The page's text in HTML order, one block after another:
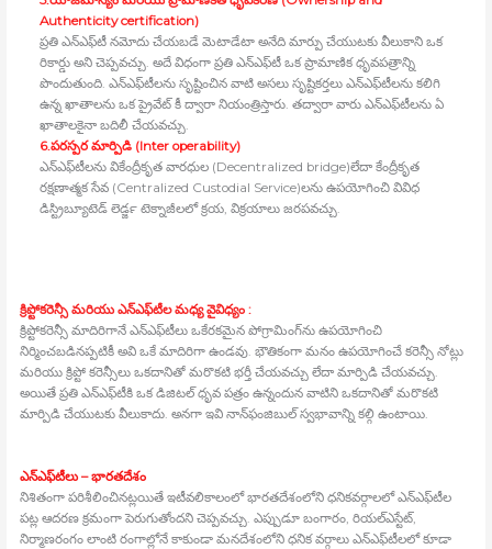
Authenticity certification)
ప్రతి ఎన్‍ఎఫ్‍టీ నమోదు చేయబడే మెటాడేటా అనేది మార్పు చేయుటకు వీలుకాని ఒక
రికార్డు అని చెప్పవచ్చు. అదే విధంగా ప్రతి ఎన్‍ఎఫ్‍టీ ఒక ప్రామాణిక ధృవపత్రాన్ని
పొందుతుంది. ఎన్‍ఎఫ్‍టీలను సృష్టించిన వాటి అసలు సృష్టికర్తలు ఎన్‍ఎఫ్‍టీలను కలిగి
ఉన్న ఖాతాలను ఒక ప్రైవేట్‍ కీ ద్వారా నియంత్రిస్తారు. తద్వారా వారు ఎన్‍ఎఫ్‍టీలను ఏ
ఖాతాలకైనా బదిలీ చేయవచ్చు.
6.పరస్పర మార్పిడి (Inter operability)
ఎన్‍ఎఫ్‍టీలను వికేంద్రీకృత వారధుల (Decentralized bridge)లేదా కేంద్రీకృత
రక్షణాత్మక సేవ (Centralized Custodial Service)లను ఉపయోగించి వివిధ
డిస్ట్రిబ్యూటెడ్‍ లెడ్జర్‍ టెక్నాజీలలో క్రయ, విక్రయాలు జరపవచ్చు.
క్రిప్టోకరెన్సీ మరియు ఎన్‍ఎఫ్‍టీల మధ్య వైవిధ్యం :
క్రిప్టోకరెన్సీ మాదిరిగానే ఎన్‍ఎఫ్‍టీలు ఒకేరకమైన పోగ్రామింగ్‍ను ఉపయోగించి
నిర్మించబడినప్పటికీ అవి ఒకే మాదిరిగా ఉండవు. భౌతికంగా మనం ఉపయోగించే కరెన్సీ నోట్లు
మరియు క్రిప్టో కరెన్సీలు ఒకదానితో మరొకటి భర్తీ చేయవచ్చు లేదా మార్పిడి చేయవచ్చు.
అయితే ప్రతి ఎన్‍ఎఫ్‍టీకి ఒక డిజిటల్‍ ధృవ పత్రం ఉన్నందున వాటిని ఒకదానితో మరొకటి
మార్పిడి చేయుటకు వీలుకాదు. అనగా ఇవి నాన్‍ఫంజిబుల్‍ స్వభావాన్ని కల్గి ఉంటాయి.
ఎన్‍ఎఫ్‍టీలు – భారతదేశం
నిశితంగా పరిశీలించినట్లయితే ఇటీవలికాలంలో భారతదేశంలోని ధనికవర్గాలలో ఎన్‍ఎఫ్‍టీల
పట్ల ఆదరణ క్రమంగా పెరుగుతోందని చెప్పవచ్చు. ఎప్పుడూ బంగారం, రియల్‍ఎస్టేట్‍,
నిర్మాణరంగం లాంటి రంగాల్లోనే కాకుండా మనదేశంలోని ధనిక వర్గాలు ఎన్‍ఎఫ్‍టీలలో కూడా